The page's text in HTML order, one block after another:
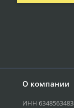
О компании
ИНН 6348563483